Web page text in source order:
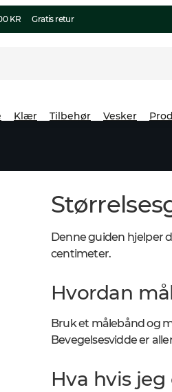
KR Gratis retur
Klær Tilbehør Vesker
Denne guiden hjelper
centimeter.
Hvordan
Bruk et målebånd og
Bevegelsesvidde er
Hva hvis